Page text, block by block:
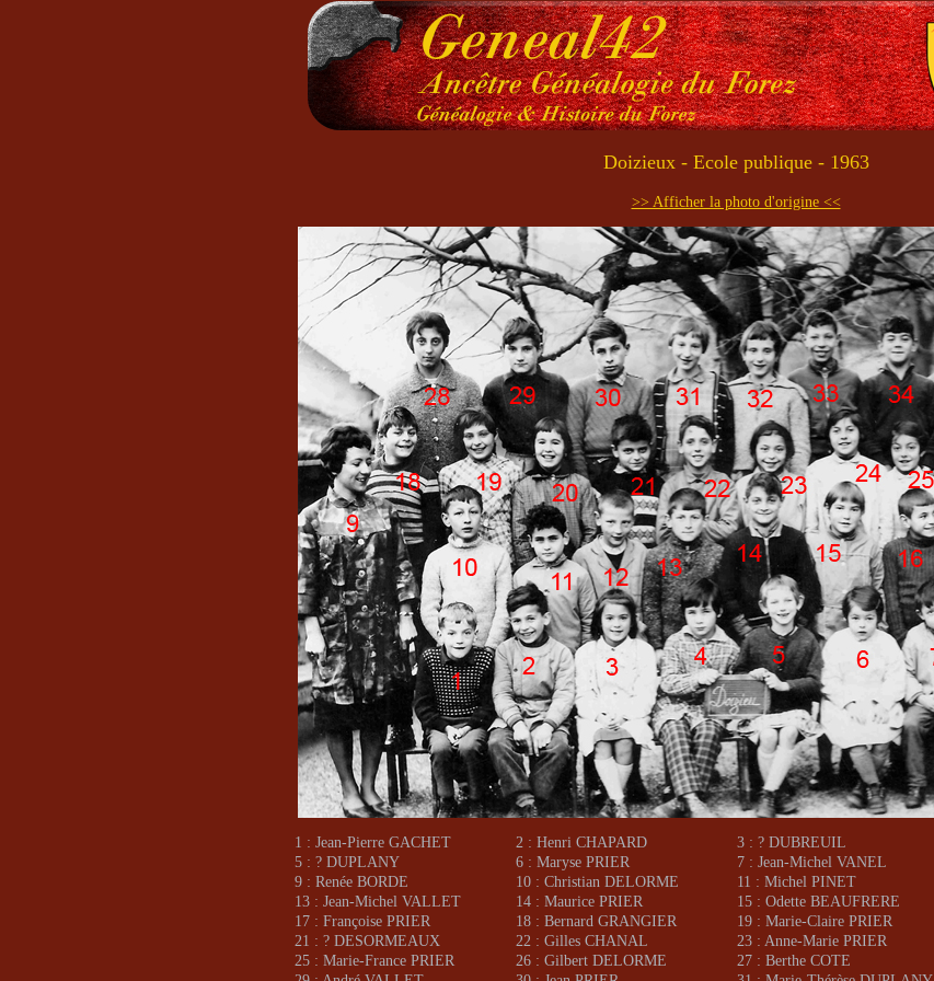
Doizieux - Ecole publique - 1963
>> Afficher la photo d'origine <<
1 : Jean-Pierre GACHET 2 : Henri CHAPARD 3 : ? DUBREUIL
5 : ? DUPLANY
6 : Maryse PRIER 7 : Jean-Michel VANEL
9 : Renée BORDE
10 : Christian DELORME 11 : Michel PINET
13 : Jean-Michel VALLET
14 : Maurice PRIER 15 : Odette BEAUFRERE
17 : Françoise PRIER
18 : Bernard GRANGIER 19 : Marie-Claire PRIER
21 : ? DESORMEAUX
22 : Gilles CHANAL 23 : Anne-Marie PRIER
25 : Marie-France PRIER
26 : Gilbert DELORME 27 : Berthe COTE